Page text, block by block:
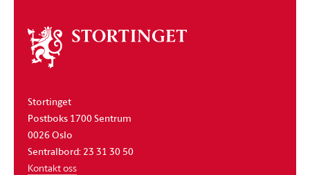
Om
stortinget
Stortinget
Postboks 1700 Sentrum
0026 Oslo
Sentralbord: 23 31 30 50
Kontakt oss